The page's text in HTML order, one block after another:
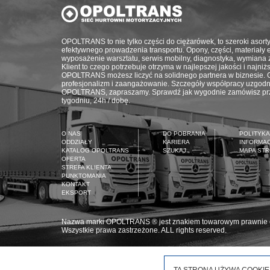
OPOLTRANS to nie tylko części do ciężarówek, to szeroki
efektywnego prowadzenia transportu. Opony, części,
wyposażenie warsztatu, serwis mobilny, diagnostyka,
Klient to czego potrzebuje otrzyma w najlepszej jakości i
OPOLTRANS możesz liczyć na solidnego partnera w biznesie.
profesjonalizm i zaangażowanie. Szczegóły współpracy
OPOLTRANS, zapraszamy. Sprawdź jak wygodnie zamówisz
tygodniu, 24h / dobę.
O NAS
ODDZIAŁY
KATALOG OPOLTRANS
OFERTA
STREFA KLIENTA
PUNKTOMANIA
KONTAKT
EKSPORT
DO POBRANIA
KARIERA
SZUKAJ
MAPA
Nazwa marki OPOLTRANS ® jest znakiem towarowym
Wszystkie prawa zastrzeżone. ALL rights reserved.